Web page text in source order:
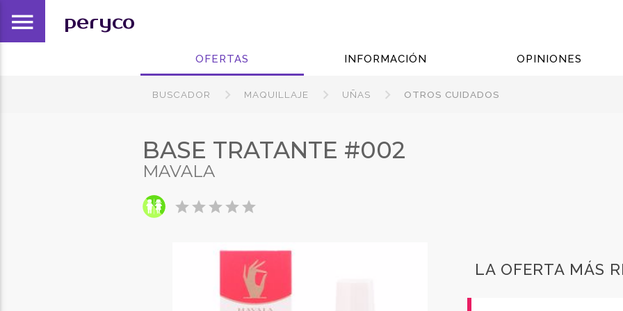
menu peryco
OFERTAS INFORMACIÓN OPINIONES
BUSCADOR MAQUILLAJE UÑAS OTROS CUIDADOS
BASE TRATANTE #002
MAVALA
starstarstarstarstar
LA OFERTA MÁS